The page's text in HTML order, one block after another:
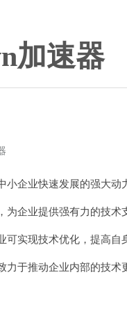
加速器
企业快速发展的强大动
企业提供强有力的技术
实现技术优化，提高自
于推动企业内部的技术